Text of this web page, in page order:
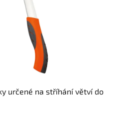
určené na stříhání větví do